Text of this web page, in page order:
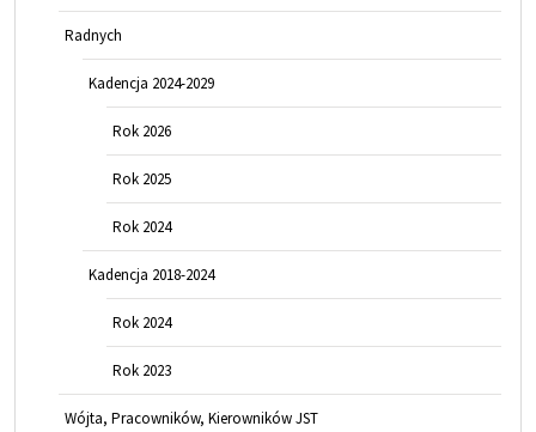
Radnych
Kadencja 2024-2029
Rok 2026
Rok 2025
Rok 2024
Kadencja 2018-2024
Rok 2024
Rok 2023
Wójta, Pracowników, Kierowników JST